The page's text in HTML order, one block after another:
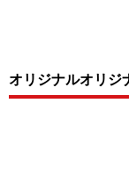
オリジナルオリジ